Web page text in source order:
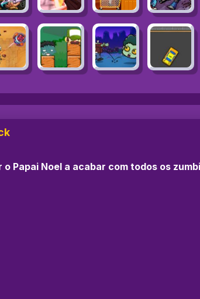
Papai Noel a acabar com todos os